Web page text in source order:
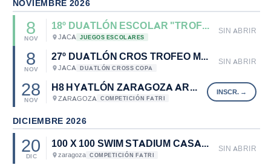
NOVIEMBRE 2026
8
NOV
18º DUATLÓN ESCOLAR "TROFEO MAYENCOS"
JACA JUEGOS ESCOLARES
SIN ABRIR
8
NOV
27º DUATLÓN CROS TROFEO MAYENCOS 2026
JACA DUATLÓN CROSS COPA
SIN ABRIR
28
NOV
H8 HYATLÓN ZARAGOZA ARENA
ZARAGOZA COMPETICIÓN FATRI
DICIEMBRE 2026
20
DIC
100 X 100 SWIM STADIUM CASABLANCA
zaragoza COMPETICIÓN FATRI
SIN ABRIR